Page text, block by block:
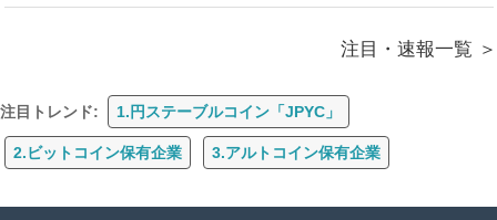
注目・速報一覧
注目トレンド: 1.円ステーブルコイン「JPYC」
2.ビットコイン保有企業 3.アルトコイン保有企業